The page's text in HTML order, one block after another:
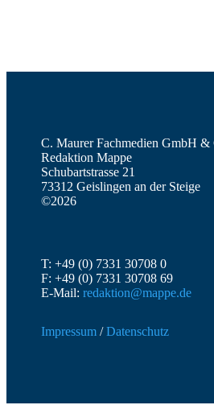
C. Maurer Fachmedien GmbH
Redaktion Mappe
Schubartstrasse 21
73312 Geislingen an der Steige
©2026
T: +49 (0) 7331 30708 0
F: +49 (0) 7331 30708 69
E-Mail:redaktion@mappe.de
Impressum /Datenschutz